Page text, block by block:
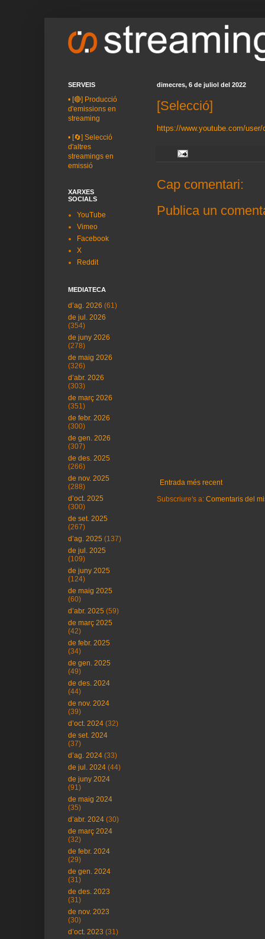
dimecres, 6 de juliol del 2022
[Selecció]
https://www.youtube.com/
Cap comentari:
Publica un
Entrada més recent
Subscriure's a: Comentaris del
SERVEIS
• [🔴] Producció
d'emissions en
streaming
• [🔄] Selecció
d'altres
streamings en
emissió
XARXES
SOCIALS
YouTube
Vimeo
Facebook
X
Reddit
MEDIATECA
d’ag. 2026 (61)
de jul. 2026
(354)
de juny 2026
(278)
de maig 2026
(326)
d’abr. 2026
(303)
de març 2026
(351)
de febr. 2026
(300)
de gen. 2026
(307)
de des. 2025
(266)
de nov. 2025
(288)
d’oct. 2025
(300)
de set. 2025
(267)
d’ag. 2025 (137)
de jul. 2025
(109)
de juny 2025
(124)
de maig 2025
(60)
d’abr. 2025 (59)
de març 2025
(42)
de febr. 2025
(34)
de gen. 2025
(49)
de des. 2024
(44)
de nov. 2024
(39)
d’oct. 2024 (32)
de set. 2024
(37)
d’ag. 2024 (33)
de jul. 2024 (44)
de juny 2024
(91)
de maig 2024
(35)
d’abr. 2024 (30)
de març 2024
(32)
de febr. 2024
(29)
de gen. 2024
(31)
de des. 2023
(31)
de nov. 2023
(30)
d’oct. 2023 (31)